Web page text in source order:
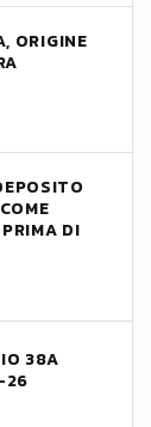
ORIGINE
DI
38A
26